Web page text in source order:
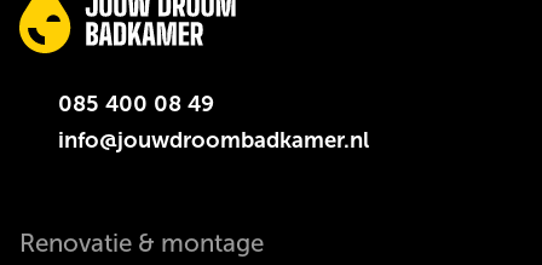
085 400 08 49
info@jouwdroombadkamer.nl
Renovatie & montage